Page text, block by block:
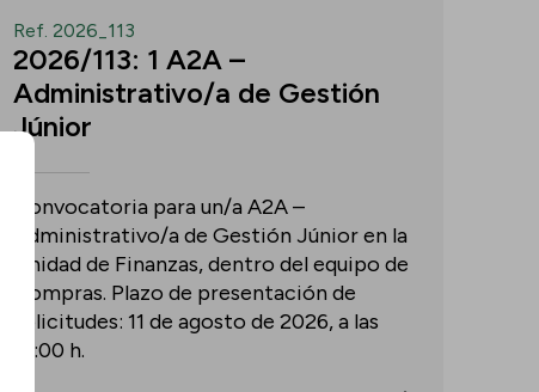
Ref. 2026_113
2026/113: 1 A2A –
Administrativo/a de Gestión
Júnior
Convocatoria para un/a A2A –
Administrativo/a de Gestión Júnior en la
Unidad de Finanzas, dentro del equipo de
Compras. Plazo de presentación de
solicitudes: 11 de agosto de 2026, a las
15:00 h.